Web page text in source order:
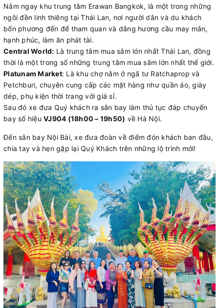
Nằm ngay khu trung tâm Erawan Bangkok, là một trong những
ngôi đền linh thiêng tại Thái Lan, nơi người dân và du khách
bốn phương đến để tham quan và dâng hương cầu may mắn,
hạnh phúc, làm ăn phát tài.
Central World: Là trung tâm mua sắm lớn nhất Thái Lan, đồng
thời là một trong số những trung tâm mua sắm lớn nhất thế giới.
Platunam Market: Là khu chợ nằm ở ngã tư Ratchaprop và
Petchburi, chuyên cung cấp các mặt hàng như quần áo, giày
dép, phụ kiện thời trang với giá sỉ.
Sau đó xe đưa Quý khách ra sân bay làm thủ tục đáp chuyến
bay số hiệu VJ904 (18h00 – 19h50) về Hà Nội.
Đến sân bay Nội Bài, xe đưa đoàn về điểm đón khách ban đầu,
chia tay và hẹn gặp lại Quý Khách trên những lộ trình mới!